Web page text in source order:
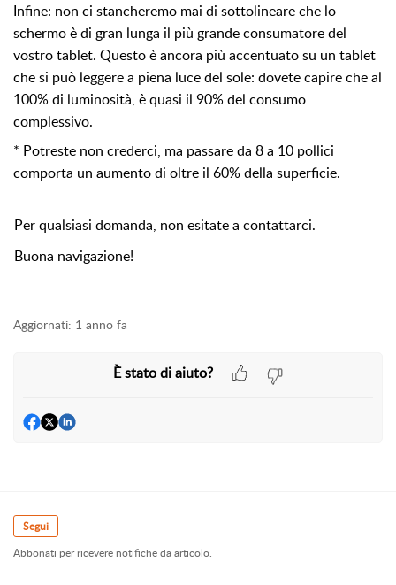
Infine: non ci stancheremo mai di sottolineare che lo
schermo è di gran lunga il più grande consumatore del
vostro tablet. Questo è ancora più accentuato su un tablet
che si può leggere a piena luce del sole: dovete capire che al
100% di luminosità, è quasi il 90% del consumo
complessivo.
* Potreste non crederci, ma passare da 8 a 10 pollici
comporta un aumento di oltre il 60% della superficie.
Per qualsiasi domanda, non esitate a contattarci.
Buona navigazione!
Aggiornati: 1 anno fa
È stato di aiuto?
Segui
Abbonati per ricevere notifiche da articolo.